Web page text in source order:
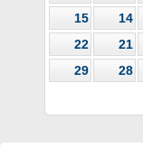
14
15
21
22
28
29